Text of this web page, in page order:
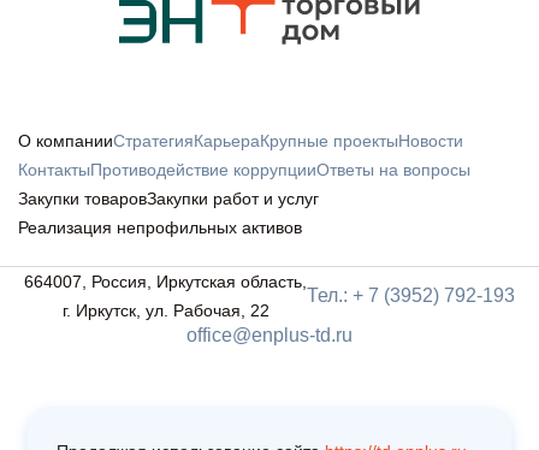
О компанииСтратегияКарьераКрупные проектыНовости
КонтактыПротиводействие коррупцииОтветы на вопросы
Закупки товаровЗакупки работ и услуг
Реализация непрофильных активов
664007, Россия, Иркутская область,
г. Иркутск, ул. Рабочая, 22
Тел.: + 7 (3952) 792-193
office@enplus-td.ru